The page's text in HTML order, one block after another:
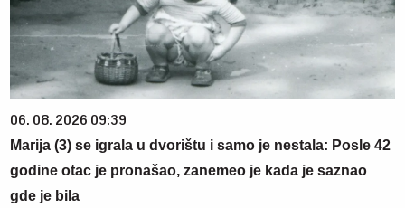
06. 08. 2026 09:39
Marija (3) se igrala u dvorištu i samo je nestala: Posle 42
godine otac je pronašao, zanemeo je kada je saznao
gde je bila